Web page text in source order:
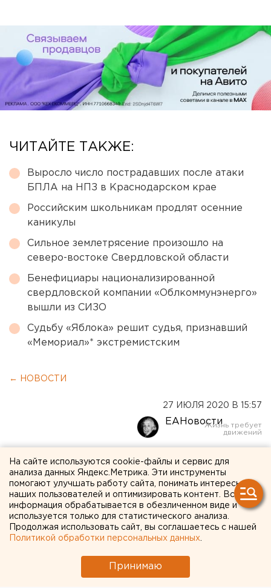
ЧИТАЙТЕ ТАКЖЕ:
Выросло число пострадавших после атаки
БПЛА на НПЗ в Краснодарском крае
Российским школьникам продлят осенние
каникулы
Сильное землетрясение произошло на
северо-востоке Свердловской области
Бенефициары национализированной
свердловской компании «Облкоммунэнерго»
вышли из СИЗО
Судьбу «Яблока» решит судья, признавший
«Мемориал»* экстремистским
← НОВОСТИ
27 ИЮЛЯ 2020 В 15:57
ЕАНовости
Свердловский лесной
спецназ получил крупную
партию техники для
тушения лесных пожаров
На сайте используются cookie-файлы и сервис для
анализа данных Яндекс.Метрика. Эти инструменты
помогают улучшать работу сайта, понимать интересы
наших пользователей и оптимизировать контент. Вся
информация обрабатывается в обезличенном виде и
используется только для статистического анализа.
Продолжая использовать сайт, вы соглашаетесь с нашей
Политикой обработки персональных данных
Принимаю